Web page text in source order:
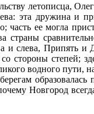
летописца,
эта дружина и
часть ее могла
и слева, Припять
стороны степей;
водного пути,
образовалась
Новгород